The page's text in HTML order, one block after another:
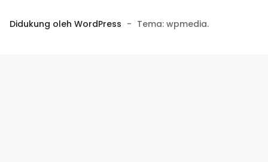
Didukung oleh WordPress - Tema: wpmedia.